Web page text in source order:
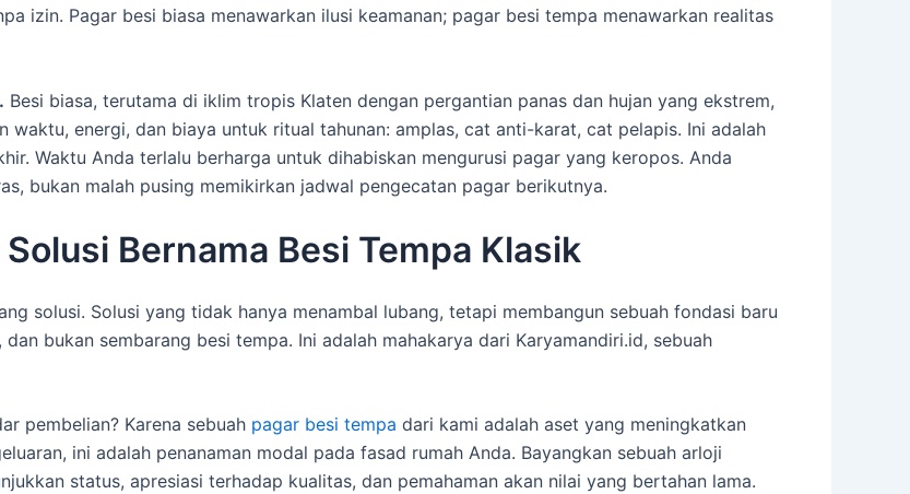
izin. Pagar besi biasa menawarkan ilusi keamanan; pagar besi tempa menawarkan realitas
Besi biasa, terutama di iklim tropis Klaten dengan pergantian panas dan hujan yang ekstrem,
waktu, energi, dan biaya untuk ritual tahunan: amplas, cat anti-karat, cat pelapis. Ini adalah
Waktu Anda terlalu berharga untuk dihabiskan mengurusi pagar yang keropos. Anda
bukan malah pusing memikirkan jadwal pengecatan pagar berikutnya.
Bernama Besi Tempa Klasik
solusi. Solusi yang tidak hanya menambal lubang, tetapi membangun sebuah fondasi baru
bukan sembarang besi tempa. Ini adalah mahakarya dari Karyamandiri.id, sebuah
pembelian? Karena sebuah pagar besi tempa dari kami adalah aset yang meningkatkan
ini adalah penanaman modal pada fasad rumah Anda. Bayangkan sebuah arloji
status, apresiasi terhadap kualitas, dan pemahaman akan nilai yang bertahan lama.